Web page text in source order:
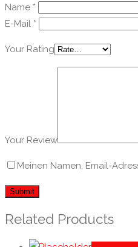
Name *
E-Mail *
Your Rating
Your Review
Meinen Namen, Email-
Related Products